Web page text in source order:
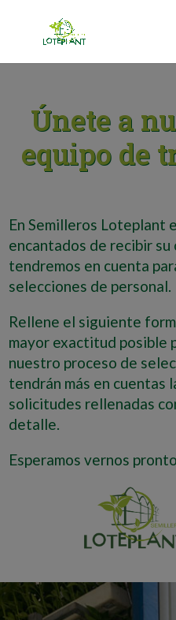
Únete a
equipo de
En Semilleros Loteplant
encantados de recibir su
tendremos en cuenta
selecciones de personal.
Rellene el siguiente
mayor exactitud posible
nuestro proceso de
tendrán más en cuentas
solicitudes rellenadas
detalle.
Esperamos vernos